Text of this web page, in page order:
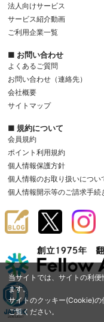
当サイトでは、サイトの利
ます。
サイトのクッキー(Cookie)の
ご覧ください。
法人向けサービス
サービス紹介動画
ご利用企業一覧
■ お問い合わせ
よくあるご質問
お問い合わせ（連絡先）
会社概要
サイトマップ
■ 規約について
会員規約
ポイント利用規約
個人情報保護方針
個人情報のお取り扱いについ
個人情報開示等のご請求手続